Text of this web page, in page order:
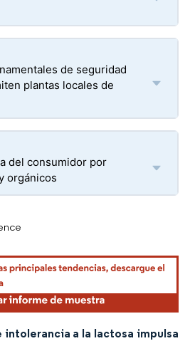
de seguridad
plantas locales de
del consumidor por
orgánicos
intolerancia a la lactosa impulsa